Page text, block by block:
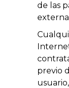
de las
previo